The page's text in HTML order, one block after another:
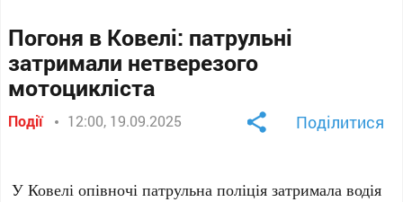
Погоня в Ковелі: патрульні
затримали нетверезого
мотоцикліста
Події 12:00, 19.09.2025 Поділитися
У Ковелі опівночі патрульна поліція затримала водія